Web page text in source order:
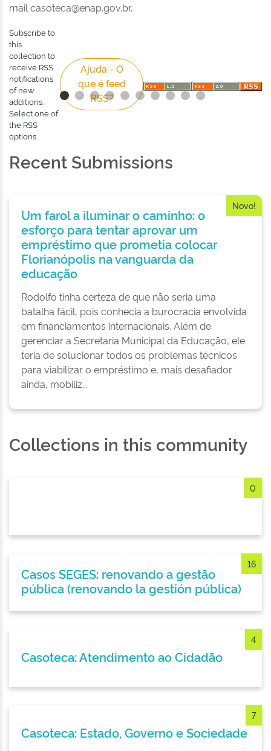
mail casoteca@enap.gov.br.
Subscribe to
this
collection to
receive RSS
notifications
of new
additions.
Select one of
the RSS
options.
Ajuda - O
que é feed
RSS?
Recent Submissions
o
um
uma
envolvida
de
Educação, ele
técnicos
desafiador
Uma reforma sem “reinventar
projeto de transformação
por cima de professores e
Goiás
rede de ensino goiana decorria de
elementares que seria possível dar
qualidade em pouco tempo e mudar
educação no estado. Para isso,
simples, como iniciativas já
bem-sucedidas em ...
Collections in this community
0
16
Casos SEGES: renovando a gestão
pública (renovando la gestión pública)
4
Casoteca: Atendimento ao Cidadão
7
Casoteca: Estado, Governo e Sociedade